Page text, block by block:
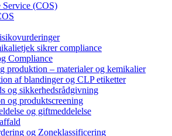
(COS)
sikrer compliance
Compliance
produktion – materialer og kemikalier
af blandinger og CLP etiketter
og sikkerhedsrådgivning
og produktscreening
og giftmeddelelse
og Zoneklassificering